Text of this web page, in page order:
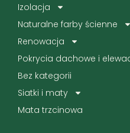
Izolacja
Naturalne farby ścienne
Renowacja
Pokrycia dachowe i
Bez kategorii
Siatki i maty
Mata trzcinowa